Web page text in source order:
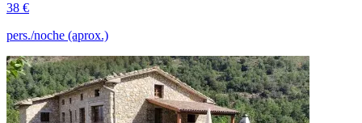
38 €
pers./noche (aprox.)